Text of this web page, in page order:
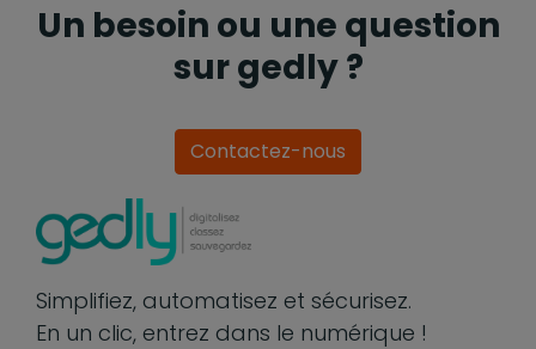
Un besoin ou une question
sur gedly ?
Contactez-nous
Simplifiez, automatisez et sécurisez.
En un clic, entrez dans le numérique !